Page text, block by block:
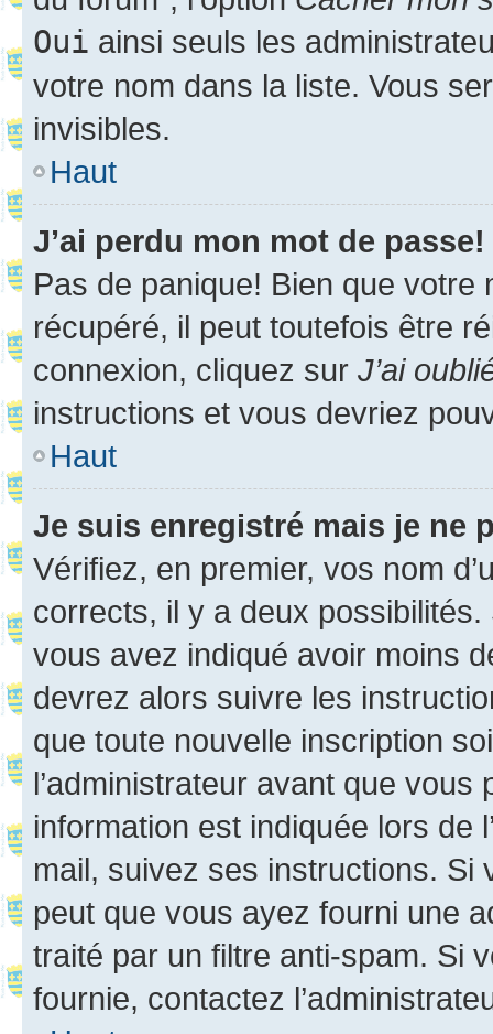
Oui ainsi seuls les
votre nom dans la liste. Vous
invisibles.
Haut
J’ai perdu mon mot de passe!
Pas de panique! Bien que
récupéré, il peut toutefois être
connexion, cliquez sur J’ai
instructions et vous devriez
Haut
Je suis enregistré mais je ne
Vérifiez, en premier, vos nom
corrects, il y a deux
vous avez indiqué avoir moins
devrez alors suivre les
que toute nouvelle inscription
l’administrateur avant que
information est indiquée lors de
mail, suivez ses instructions. Si
peut que vous ayez fourni une
traité par un filtre anti-spam. Si
fournie, contactez